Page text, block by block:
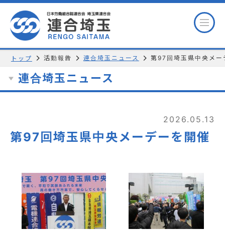
トップ 活動報告 連合埼玉ニュース 第97回埼玉県中央メー
連合埼玉ニュース
2026.05.13
第97回埼玉県中央メーデーを開催